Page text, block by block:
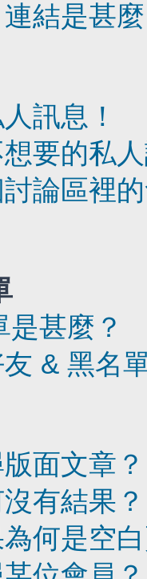
連結是甚
訊息！
要的私
論區裡
甚麼？
& 黑名
面文章？
有結果？
何是空